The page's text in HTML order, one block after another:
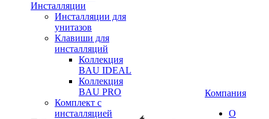
Инсталляции
Инсталляции для
унитазов
Клавиши для
инсталляций
Коллекция
BAU IDEAL
Коллекция
BAU PRO
Комплект с
инсталляцией
Компания
О